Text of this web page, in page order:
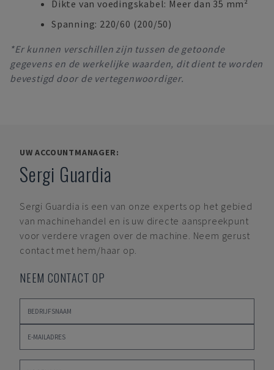
Dikte van voedingskabel: Meer dan 35 mm²
Spanning: 220/60 (200/50)
*Er kunnen verschillen zijn tussen de getoonde
gegevens en de werkelijke waarden, dit dient te worden
bevestigd door de vertegenwoordiger.
UW ACCOUNTMANAGER:
Sergi Guardia
Sergi Guardia is een van onze experts op het gebied
van machinehandel en is uw directe aanspreekpunt
voor verdere vragen over de machine. Neem gerust
contact met hem/haar op.
NEEM CONTACT OP